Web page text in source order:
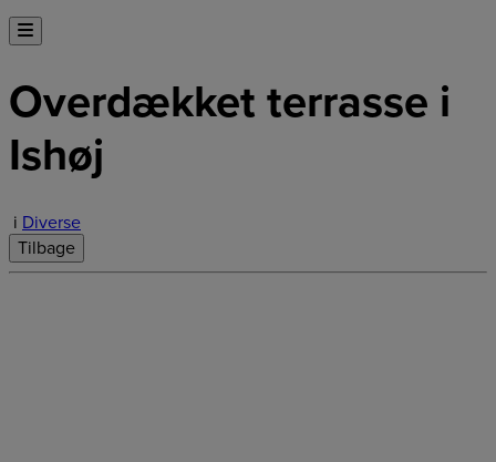
Overdækket terrasse i
Ishøj
i Diverse
Tilbage